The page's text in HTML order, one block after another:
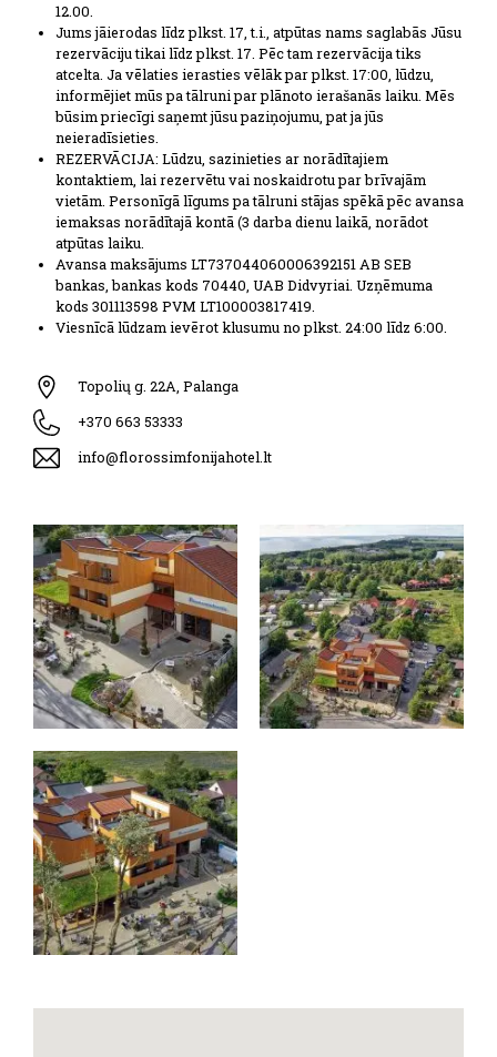
12.00.
Jums jāierodas līdz plkst. 17, t.i., atpūtas nams saglabās Jūsu
rezervāciju tikai līdz plkst. 17. Pēc tam rezervācija tiks
atcelta. Ja vēlaties ierasties vēlāk par plkst. 17:00, lūdzu,
informējiet mūs pa tālruni par plānoto ierašanās laiku. Mēs
būsim priecīgi saņemt jūsu paziņojumu, pat ja jūs
neieradīsieties.
REZERVĀCIJA: Lūdzu, sazinieties ar norādītajiem
kontaktiem, lai rezervētu vai noskaidrotu par brīvajām
vietām. Personīgā līgums pa tālruni stājas spēkā pēc avansa
iemaksas norādītajā kontā (3 darba dienu laikā, norādot
atpūtas laiku.
Avansa maksājums LT737044060006392151 AB SEB
bankas, bankas kods 70440, UAB Didvyriai. Uzņēmuma
kods 301113598 PVM LT100003817419.
Viesnīcā lūdzam ievērot klusumu no plkst. 24:00 līdz 6:00.
Topolių g. 22A, Palanga
+370 663 53333
info@florossimfonijahotel.lt